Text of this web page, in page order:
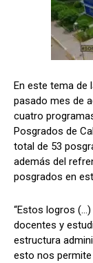
En este tema de
pasado mes de
cuatro
Posgrados de
total de 53
además del
posgrados en
“Estos logros
docentes y
estructura
esto nos